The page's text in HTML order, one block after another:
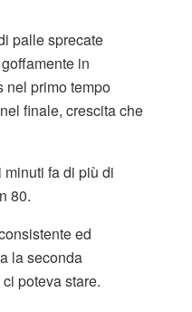
palle sprecate
in
primo tempo
finale, crescita che
minuti fa di più di
80.
ed
la seconda
poteva stare.